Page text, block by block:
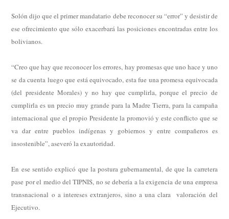
Solón dijo que el primer mandatario debe reconocer su “error” y desistir de
ese ofrecimiento que sólo exacerbará las posiciones encontradas entre los
bolivianos.
“Creo que hay que reconocer los errores, hay promesas que uno hace y uno
se da cuenta luego que está equivocado, esta fue una promesa equivocada
(del presidente Morales) y no hay que cumplirla, porque el precio de
cumplirla es un precio muy grande para la Madre Tierra, para la campaña
internacional que el propio Presidente la promovió y este conflicto que se
va dar entre pueblos indígenas y gobiernos y entre compañeros es
insostenible”, aseveró la exautoridad.
En ese sentido explicó que la postura gubernamental, de que la carretera
pase por el medio del TIPNIS, no se debería a la exigencia de una empresa
transnacional o a intereses extranjeros, sino a una clara valoración del
Ejecutivo.